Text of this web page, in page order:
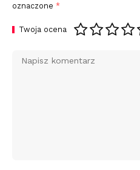
oznaczone *
Twoja ocena